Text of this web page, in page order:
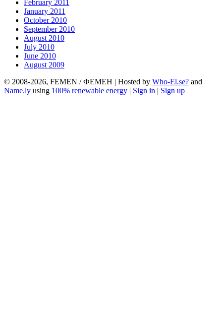
February 2011
January 2011
October 2010
September 2010
August 2010
July 2010
June 2010
August 2009
© 2008-2026, FEMEN / ФЕМЕН | Hosted by Who-El.se? and
Name.ly using 100% renewable energy | Sign in | Sign up